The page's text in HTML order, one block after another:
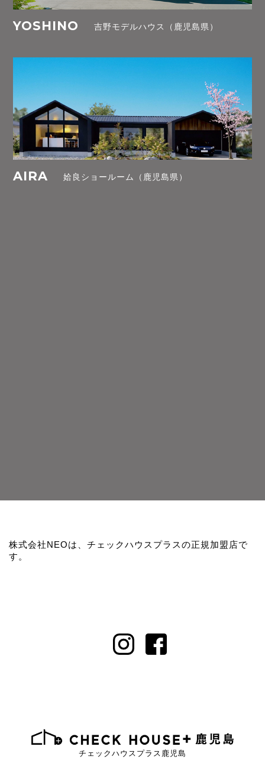
YOSHINO 吉野モデルハウス（鹿児島県）
AIRA 姶良ショールーム（鹿児島県）
株式会社NEOは、チェックハウスプラスの正規加盟店で
す。
チェックハウスプラス鹿児島